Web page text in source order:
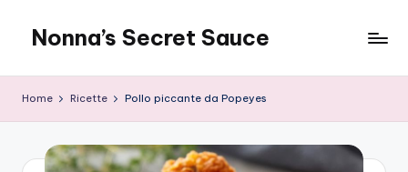
content
Nonna’s Secret Sauce
Home Ricette Pollo piccante da Popeyes